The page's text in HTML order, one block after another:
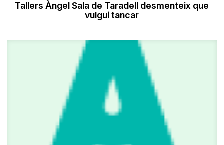
Tallers Àngel Sala de Taradell desmenteix que
vulgui tancar